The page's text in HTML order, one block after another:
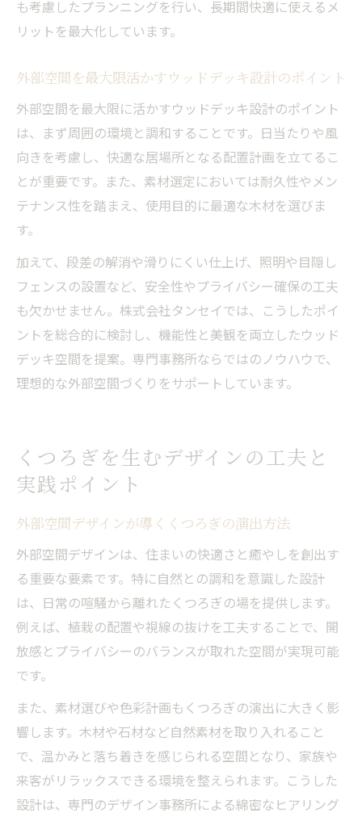
も考慮したプランニングを行い、長期間快適に使えるメ
リットを最大化しています。
外部空間を最大限活かすウッドデッキ設計のポイント
外部空間を最大限に活かすウッドデッキ設計のポイント
は、まず周囲の環境と調和することです。日当たりや風
向きを考慮し、快適な居場所となる配置計画を立てるこ
とが重要です。また、素材選定においては耐久性やメン
テナンス性を踏まえ、使用目的に最適な木材を選びま
す。
加えて、段差の解消や滑りにくい仕上げ、照明や目隠し
フェンスの設置など、安全性やプライバシー確保の工夫
も欠かせません。株式会社タンセイでは、こうしたポイ
ントを総合的に検討し、機能性と美観を両立したウッド
デッキ空間を提案。専門事務所ならではのノウハウで、
理想的な外部空間づくりをサポートしています。
くつろぎを生むデザインの工夫と
実践ポイント
外部空間デザインが導くくつろぎの演出方法
外部空間デザインは、住まいの快適さと癒やしを創出す
る重要な要素です。特に自然との調和を意識した設計
は、日常の喧騒から離れたくつろぎの場を提供します。
例えば、植栽の配置や視線の抜けを工夫することで、開
放感とプライバシーのバランスが取れた空間が実現可能
です。
また、素材選びや色彩計画もくつろぎの演出に大きく影
響します。木材や石材など自然素材を取り入れること
で、温かみと落ち着きを感じられる空間となり、家族や
来客がリラックスできる環境を整えられます。こうした
設計は、専門のデザイン事務所による綿密なヒアリング